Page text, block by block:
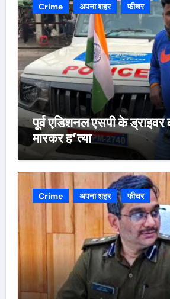
Crime अपना शहर फीचर
पूर्व एडिशनल एसपी के ड्राइवर
मारकर ह’त्या
Crime अपना शहर फीचर